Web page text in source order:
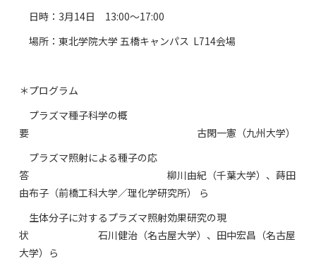
日時：3月14日 13:00〜17:00
場所：東北学院大学 五橋キャンパス L714会場
＊プログラム
プラズマ種子科学の概
要 古閑一憲（九州大学）
プラズマ照射による種子の応
答 柳川由紀（千葉大学）、蒔田
由布子（前橋工科大学／理化学研究所） ら
生体分子に対するプラズマ照射効果研究の現
状 石川健治（名古屋大学）、田中宏昌（名古屋
大学）ら